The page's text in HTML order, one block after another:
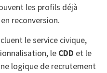
les profils déjà
reconversion.
le service civique,
le CDD et le
logique de recrutement